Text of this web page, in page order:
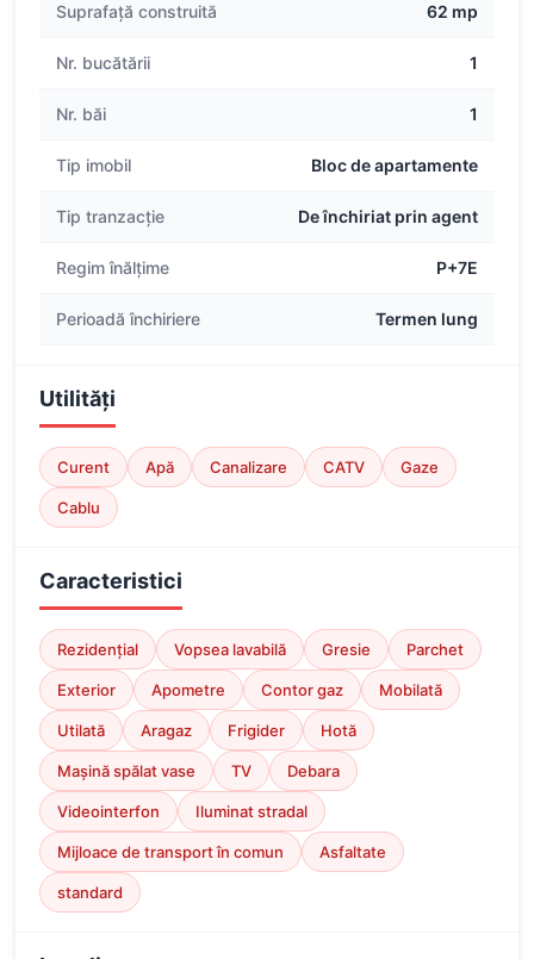
Suprafață construită 62 mp
Nr. bucătării 1
Nr. băi 1
Tip imobil Bloc de apartamente
Tip tranzacție De închiriat prin agent
Regim înălțime P+7E
Perioadă închiriere Termen lung
Utilități
Curent Apă Canalizare CATV Gaze
Cablu
Caracteristici
Rezidențial Vopsea lavabilă Gresie Parchet
Exterior Apometre Contor gaz Mobilată
Utilată Aragaz Frigider Hotă
Mașină spălat vase TV Debara
Videointerfon Iluminat stradal
Mijloace de transport în comun Asfaltate
standard